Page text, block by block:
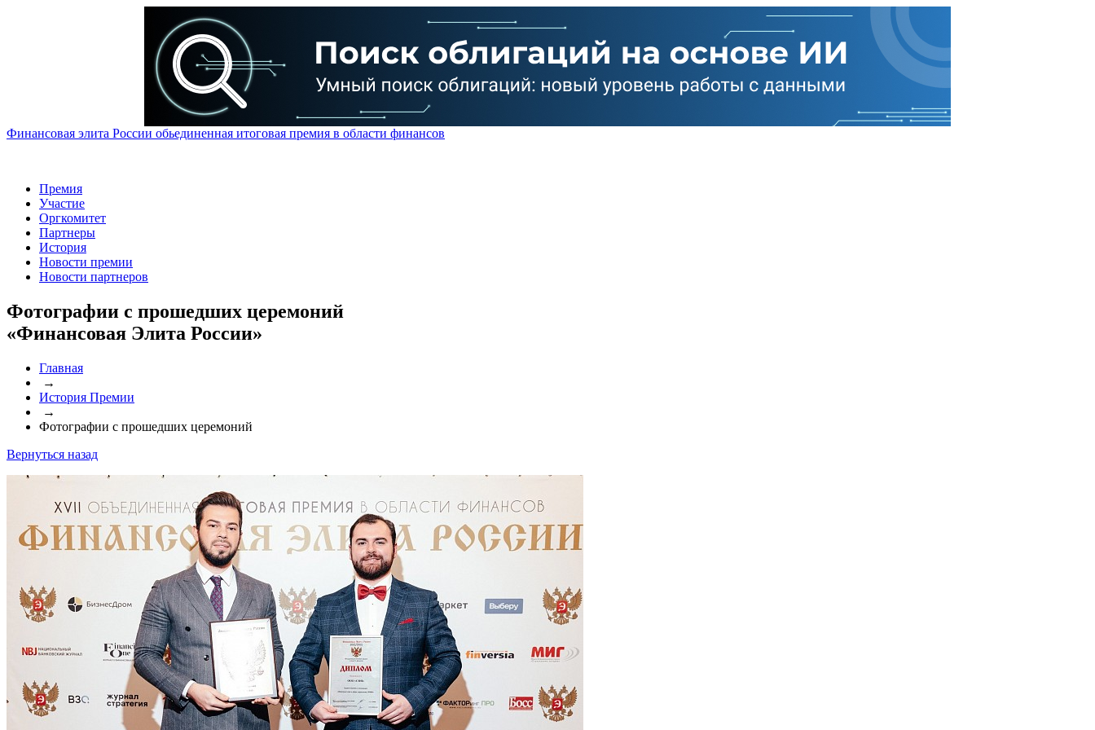
Финансовая элита России обьединенная итоговая премия в области финансов
Премия
Участие
Оргкомитет
Партнеры
История
Новости премии
Новости партнеров
Фотографии с прошедших церемоний
«Финансовая Элита России»
Главная
→
История Премии
→
Фотографии с прошедших церемоний
Вернуться назад